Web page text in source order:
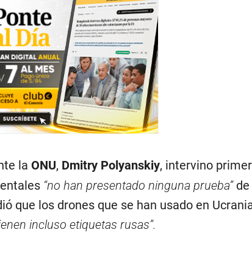
la ONU, Dmitry Polyanskiy, intervino
“no han presentado ninguna prueba”de
que los drones que se han usado en
incluso etiquetas rusas”.